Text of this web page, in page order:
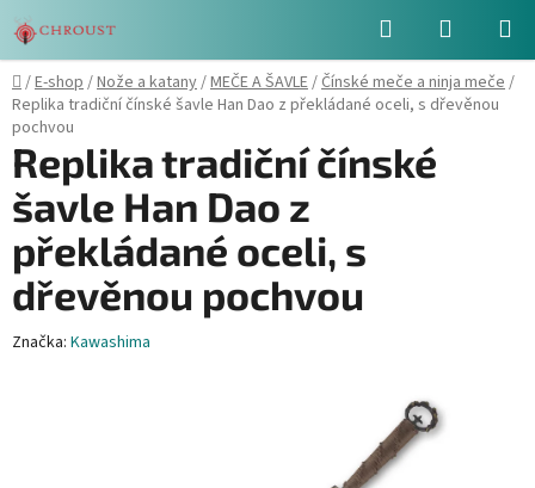
na
obsah
Hledat
KOŠÍK
Domů
/E-shop/Nože a katany/MEČE A ŠAVLE/Čínské meče a ninja meče/
Replika tradiční čínské šavle Han Dao z překládané oceli, s dřevěnou
pochvou
Replika tradiční čínské
šavle Han Dao z
překládané oceli, s
dřevěnou pochvou
Značka: Kawashima